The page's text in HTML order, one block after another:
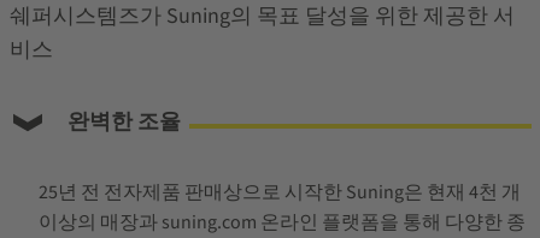
쉐퍼시스템즈가 Suning의 목표 달성을 위한 제공한 서
비스
완벽한 조율
25년 전 전자제품 판매상으로 시작한 Suning은 현재 4천 개
이상의 매장과 suning.com 온라인 플랫폼을 통해 다양한 종